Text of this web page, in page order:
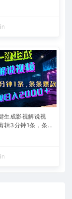
生成影视解说视
辑3分钟1条，条条